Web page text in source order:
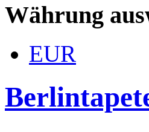
Währung
EUR